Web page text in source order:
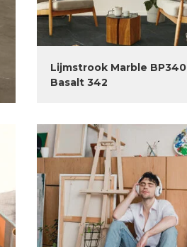
Lijmstrook Marble BP340
Basalt 342